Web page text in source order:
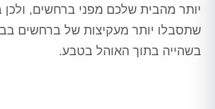
יותר מהבית שלכם מפני ברחשים, ולכן
שתסבלו יותר מעקיצות של ברחשים
בשהייה בתוך האוהל בטבע.